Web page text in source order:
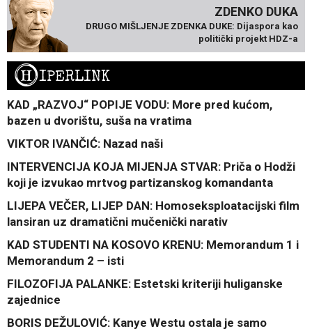
ZDENKO DUKA
DRUGO MIŠLJENJE ZDENKA DUKE: Dijaspora kao
politički projekt HDZ-a
HIPERLINK
KAD „RAZVOJ“ POPIJE VODU: More pred kućom,
bazen u dvorištu, suša na vratima
VIKTOR IVANČIĆ: Nazad naši
INTERVENCIJA KOJA MIJENJA STVAR: Priča o Hodži
koji je izvukao mrtvog partizanskog komandanta
LIJEPA VEČER, LIJEP DAN: Homoseksploatacijski film
lansiran uz dramatični mučenički narativ
KAD STUDENTI NA KOSOVO KRENU: Memorandum 1 i
Memorandum 2 – isti
FILOZOFIJA PALANKE: Estetski kriteriji huliganske
zajednice
BORIS DEŽULOVIĆ: Kanye Westu ostala je samo